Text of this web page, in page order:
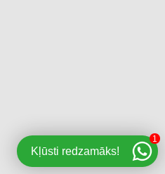
Kļūsti redzamāks!
1